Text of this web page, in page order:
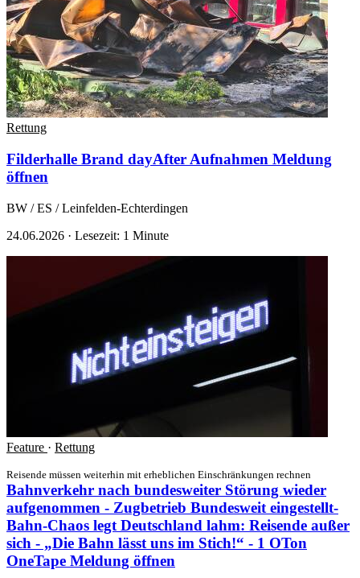
Rettung
Filderhalle Brand dayAfter Aufnahmen Meldung
öffnen
BW / ES / Leinfelden-Echterdingen
24.06.2026 · Lesezeit: 1 Minute
Feature · Rettung
Reisende müssen weiterhin mit erheblichen Einschränkungen rechnen
Bahnverkehr nach bundesweiter Störung wieder
aufgenommen - Zugbetrieb Bundesweit eingestellt-
Bahn-Chaos legt Deutschland lahm: Reisende außer
sich - „Die Bahn lässt uns im Stich!“ - 1 OTon
OneTape Meldung öffnen